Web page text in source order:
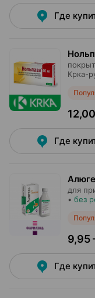
Где
Крка-
Где
для
• без
9,95
Где